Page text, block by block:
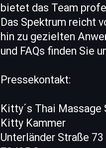
bietet das Team
Das Spektrum reicht
hin zu gezielten
und FAQs finden Sie
Pressekontakt:
Kitty´s Thai
Kitty Kammer
Unterländer Straße 73